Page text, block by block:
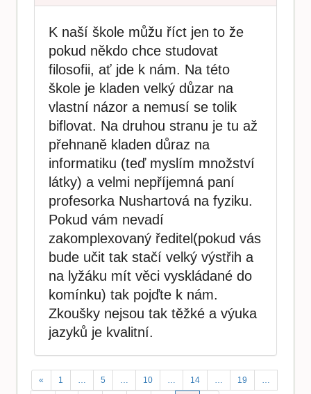
K naší škole můžu říct jen to že
pokud někdo chce studovat
filosofii, ať jde k nám. Na této
škole je kladen velký důzar na
vlastní názor a nemusí se tolik
biflovat. Na druhou stranu je tu až
přehnaně kladen důraz na
informatiku (teď myslím množství
látky) a velmi nepříjemná paní
profesorka Nushartová na fyziku.
Pokud vám nevadí
zakomplexovaný ředitel(pokud vás
bude učit tak stačí velký výstřih a
na lyžáku mít věci vyskládané do
komínku) tak pojďte k nám.
Zkoušky nejsou tak těžké a výuka
jazyků je kvalitní.
« 1 … 5 … 10 … 14 … 19 …